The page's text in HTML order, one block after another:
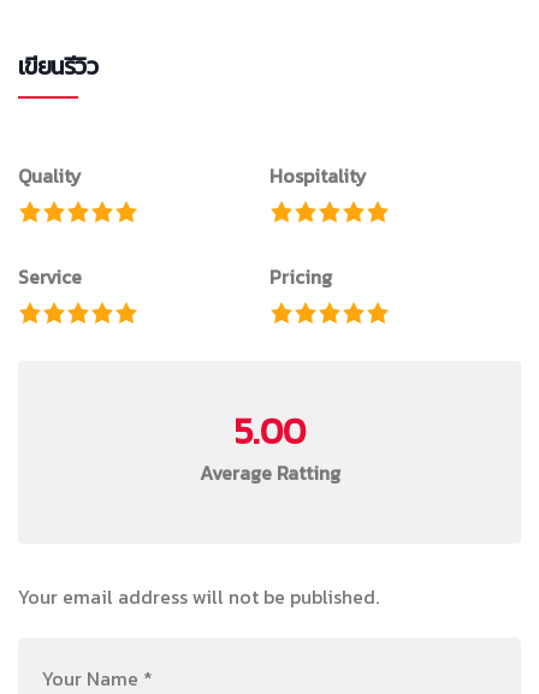
เขียนรีวิว
Quality Hospitality
Service Pricing
5.00
Average Ratting
Your email address will not be published.